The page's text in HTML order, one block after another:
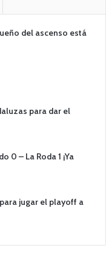
del ascenso está
para dar el
0 – La Roda 1 ¡Ya
jugar el playoff a